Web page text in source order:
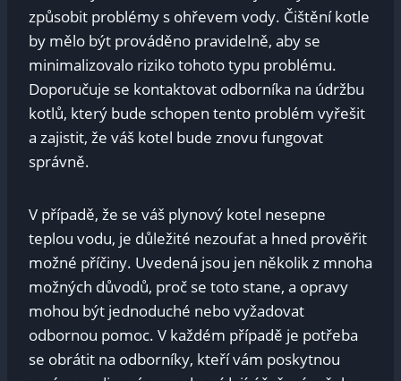
způsobit problémy s ohřevem vody. Čištění kotle
by mělo být prováděno pravidelně, aby se
minimalizovalo riziko tohoto typu problému.
Doporučuje se kontaktovat odborníka na údržbu
kotlů, který bude schopen tento problém vyřešit
a zajistit, že váš kotel bude znovu fungovat
správně.
V případě, že se váš plynový kotel nesepne
teplou vodu, je důležité nezoufat a hned prověřit
možné příčiny. Uvedená jsou jen několik z mnoha
možných důvodů, proč se toto stane, a opravy
mohou být jednoduché nebo vyžadovat
odbornou pomoc. V každém případě je potřeba
se obrátit na odborníky, kteří vám poskytnou